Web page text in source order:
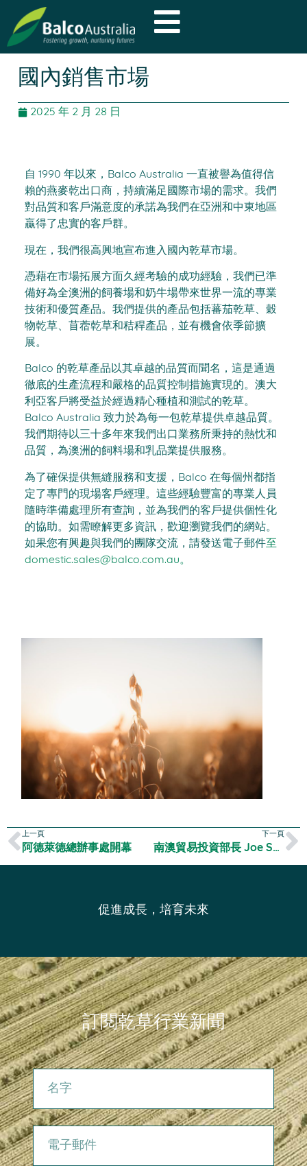
國內銷售市場
2025 年 2 月 28 日
自 1990 年以來，Balco Australia 一直被譽為值得信
賴的燕麥乾出口商，持續滿足國際市場的需求。我們
對品質和客戶滿意度的承諾為我們在亞洲和中東地區
贏得了忠實的客戶群。
現在，我們很高興地宣布進入國內乾草市場。
憑藉在市場拓展方面久經考驗的成功經驗，我們已準
備好為全澳洲的飼養場和奶牛場帶來世界一流的專業
技術和優質產品。我們提供的產品包括蕃茄乾草、穀
物乾草、苜蓿乾草和秸稈產品，並有機會依季節擴
展。
Balco 的乾草產品以其卓越的品質而聞名，這是通過
徹底的生產流程和嚴格的品質控制措施實現的。澳大
利亞客戶將受益於經過精心種植和測試的乾草。
Balco Australia 致力於為每一包乾草提供卓越品質。
我們期待以三十多年來我們出口業務所秉持的熱忱和
品質，為澳洲的飼料場和乳品業提供服務。
為了確保提供無縫服務和支援，Balco 在每個州都指
定了專門的現場客戶經理。這些經驗豐富的專業人員
隨時準備處理所有查詢，並為我們的客戶提供個性化
的協助。如需瞭解更多資訊，歡迎瀏覽我們的網站。
如果您有興趣與我們的團隊交流，請發送電子郵件至
domestic.sales@balco.com.au。
上一頁
阿德萊德總辦事處開幕
下一頁
南澳貿易投資部長 Joe Szakacs 訪澳
促進成長，培育未來
訂閱乾草行業新聞
名字
電子郵件